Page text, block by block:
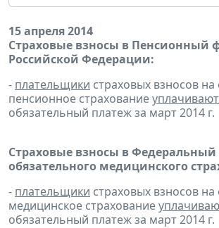
15 апреля 2014
Страховые взносы в Пенсионный
Российской Федерации:
- плательщики страховых взносов
пенсионное страхованиеуплачивают
обязательный платеж за март 2014 г.
Страховые взносы в
обязательного медицинского
- плательщики страховых взносов
медицинское страхование
обязательный платеж за март 2014 г.